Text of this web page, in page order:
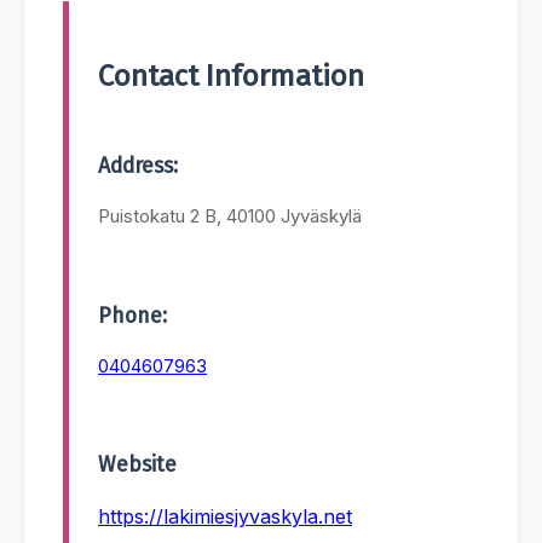
Contact Information
Address:
Puistokatu 2 B, 40100 Jyväskylä
Phone:
0404607963
Website
https://lakimiesjyvaskyla.net